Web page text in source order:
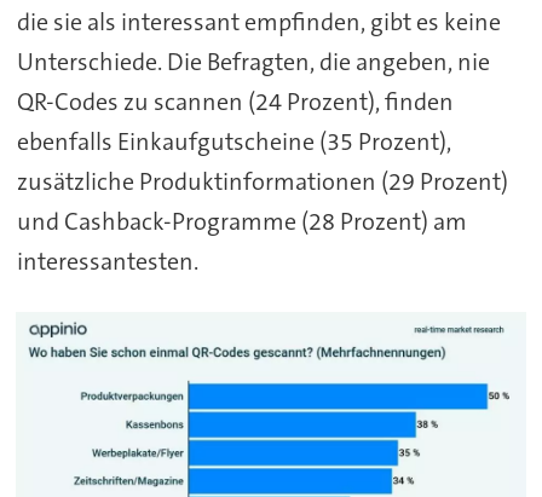
die sie als interessant empfinden, gibt es keine
Unterschiede. Die Befragten, die angeben, nie
QR-Codes zu scannen (24 Prozent), finden
ebenfalls Einkaufgutscheine (35 Prozent),
zusätzliche Produktinformationen (29 Prozent)
und Cashback-Programme (28 Prozent) am
interessantesten.